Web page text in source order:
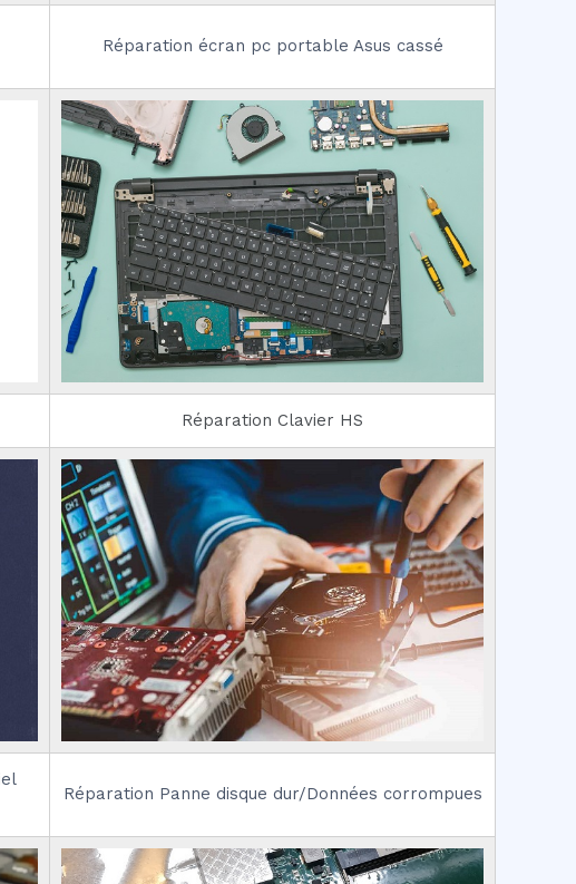
Réparation écran pc portable Asus cassé
Réparation Clavier HS
Réparation Panne disque dur/Données corrompues